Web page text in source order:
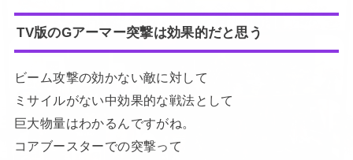
TV版のGアーマー突撃は効果的だと思う
ビーム攻撃の効かない敵に対して
ミサイルがない中効果的な戦法として
巨大物量はわかるんですがね。
コアブースターでの突撃って